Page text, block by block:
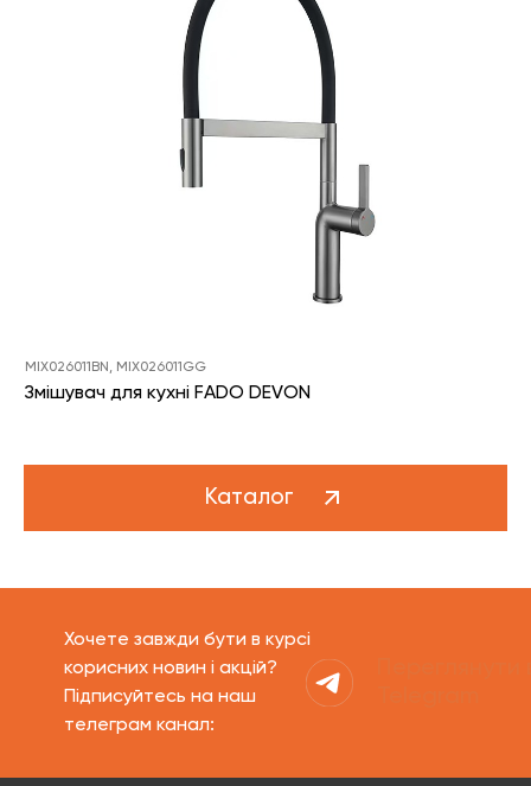
MIX026011BN, MIX026011GG
Змішувач для кухні FADO DEVON
Каталог
Хочете завжди бути в курсі
корисних новин і акцій?
Підписуйтесь на наш
телеграм канал: